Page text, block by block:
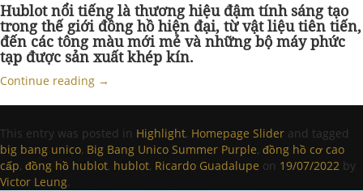
Hublot nổi tiếng là thương hiệu đậm tính sáng tạo
trong thế giới đồng hồ hiện đại, từ vật liệu tiên tiến,
đến các tông màu mới mẻ và những bộ máy phức
tạp được sản xuất khép kín.
Continue reading →
This entry was posted in Highlight, Homepage Slider and tagged
big bang unico, Big Bang Unico Summer Purple, đồng hồ cơ cao
cấp, đồng hồ hublot, hublot, Ricardo Guadalupe on 19/07/2022 by
Victor Leung.